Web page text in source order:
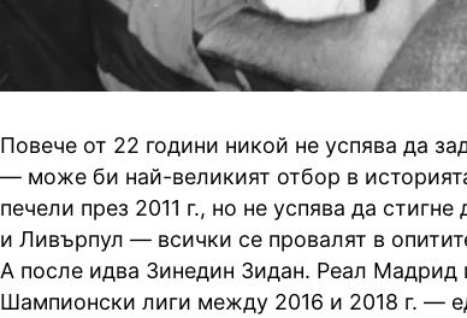
Повече от 22 години никой не успява да
— може би най-великият отбор в
печели през 2011 г., но не успява да
и Ливърпул — всички се провалят в
А после идва Зинедин Зидан. Реал Мадрид
Шампионски лиги между 2016 и 2018 г. —